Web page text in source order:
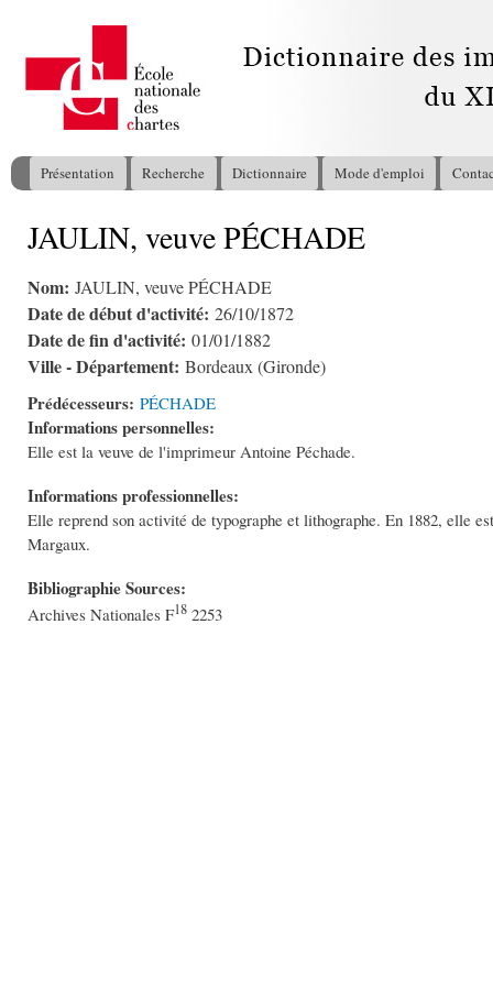
Menu principal
Présentation Recherche Dictionnaire Mode d'emploi
Vous êtes ici
JAULIN, veuve PÉCHADE
Nom: JAULIN, veuve PÉCHADE
Date de début d'activité: 26/10/1872
Date de fin d'activité: 01/01/1882
Ville - Département: Bordeaux (Gironde)
Prédécesseurs: PÉCHADE
Informations personnelles:
Elle est la veuve de l'imprimeur Antoine Péchade.
Informations professionnelles:
Elle reprend son activité de typographe et lithographe. En 1882, elle
Margaux.
Bibliographie Sources:
Archives Nationales F18 2253